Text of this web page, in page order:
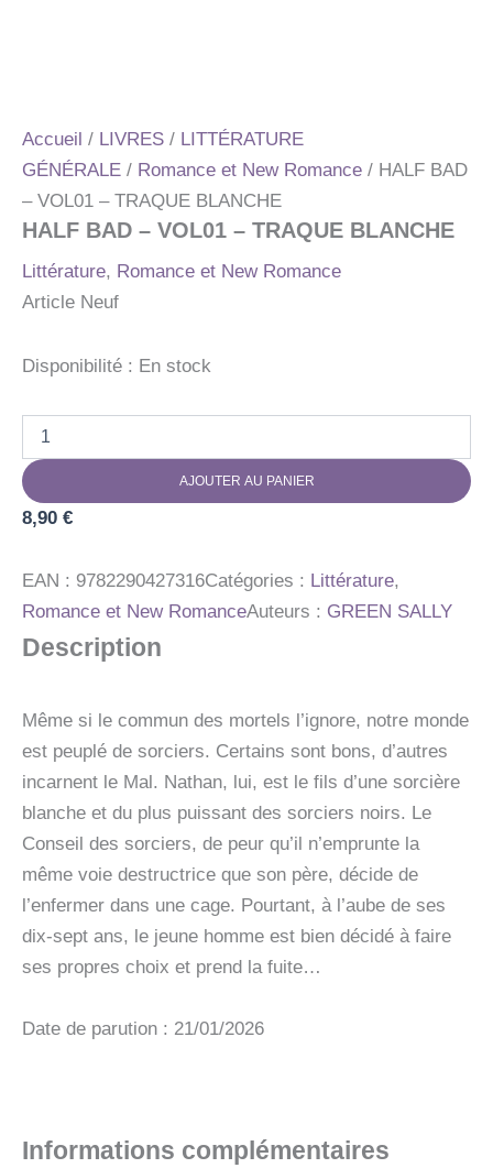
Accueil / LIVRES / LITTÉRATURE
GÉNÉRALE / Romance et New Romance / HALF BAD
– VOL01 – TRAQUE BLANCHE
HALF BAD – VOL01 – TRAQUE BLANCHE
Littérature, Romance et New Romance
Article Neuf
Disponibilité : En stock
HALF
BAD
-
TRAQUE
BLANCHE
AJOUTER AU PANIER
8,90 €
EAN : 9782290427316Catégories : Littérature,
Romance et New RomanceAuteurs : GREEN SALLY
Description
Même si le commun des mortels l’ignore, notre monde
est peuplé de sorciers. Certains sont bons, d’autres
incarnent le Mal. Nathan, lui, est le fils d’une sorcière
blanche et du plus puissant des sorciers noirs. Le
Conseil des sorciers, de peur qu’il n’emprunte la
même voie destructrice que son père, décide de
l’enfermer dans une cage. Pourtant, à l’aube de ses
dix-sept ans, le jeune homme est bien décidé à faire
ses propres choix et prend la fuite…
Date de parution : 21/01/2026
Informations complémentaires